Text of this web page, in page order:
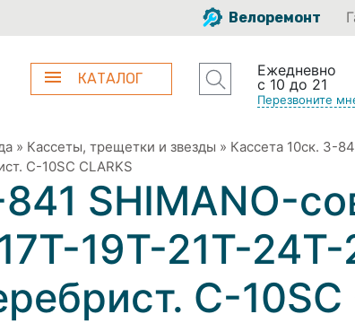
Велоремонт
КАТАЛОГ
Ежедневно
с 10 до 21
Перезвоните
» Кассеты, трещетки и звезды » Кассета 10ск. 3-
C-10SC CLARKS
SHIMANO-
19T-21T-
C-10SC